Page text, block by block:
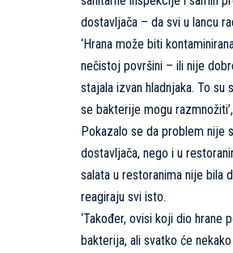
dostavljača – da svi u lancu
‘Hrana može biti
nečistoj površini – ili nije
stajala izvan hladnjaka. To
se bakterije mogu
Pokazalo se da problem nije
dostavljača, nego i u
salata u restoranima nije bila
reagiraju svi isto.
‘Također, ovisi koji dio hrane
bakterija, ali svatko će